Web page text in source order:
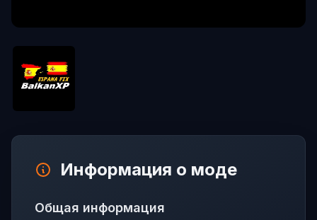
Информация о моде
Общая информация